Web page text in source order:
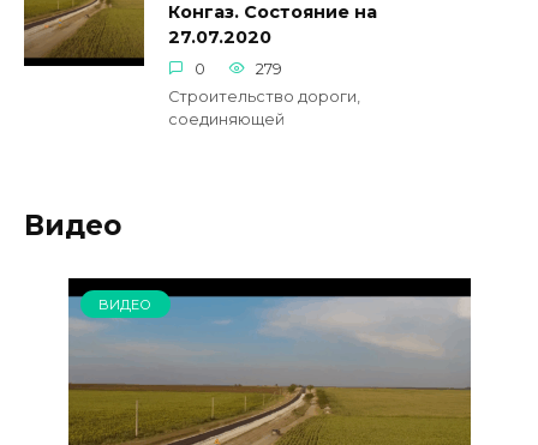
Конгаз. Состояние на
27.07.2020
0
279
Строительство дороги,
соединяющей
Видео
ВИДЕО